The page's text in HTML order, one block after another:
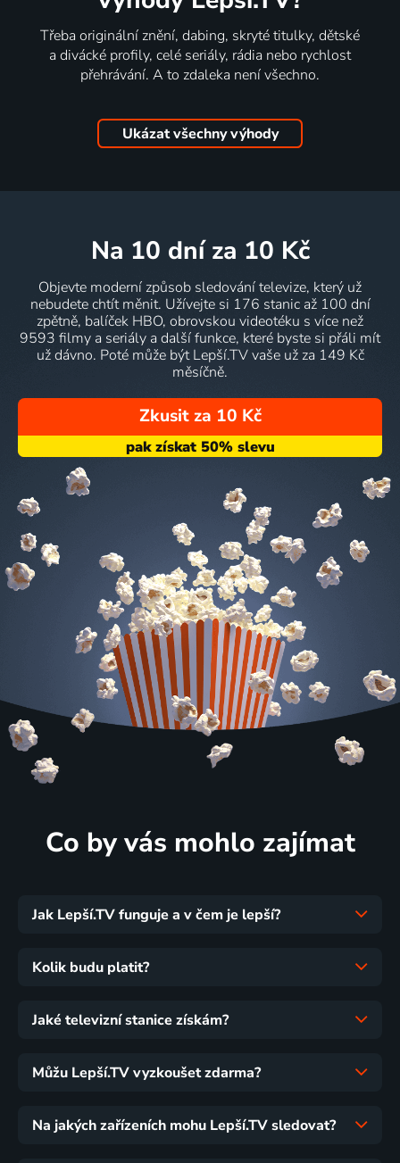
Třeba originální znění, dabing, skryté titulky, dětské
a divácké profily, celé seriály, rádia nebo rychlost
přehrávání. A to zdaleka není všechno.
Ukázat všechny výhody
na 10 dní za 10 Kč
Objevte moderní způsob sledování televize, který už
nebudete chtít měnit. Užívejte si 176 stanic až 100 dní
zpětně, balíček HBO, obrovskou videotéku s více než
9593 filmy a seriály a další funkce, které byste si přáli mít
už dávno. Poté může být Lepší.TV vaše už za 149 Kč
měsíčně.
Zkusit za 10 Kč
Co by vás mohlo zajímat
Jak Lepší.TV funguje a v čem je lepší?
Kolik budu platit?
Jaké televizní stanice získám?
Můžu Lepší.TV vyzkoušet zdarma?
Na jakých zařízeních mohu Lepší.TV sledovat?